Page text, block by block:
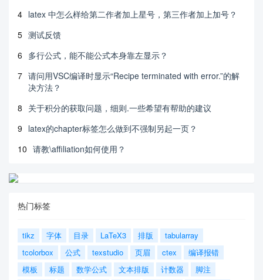
4 latex 中怎么样给第二作者加上星号，第三作者加上加号？
5 测试反馈
6 多行公式，能不能公式本身靠左显示？
7 请问用VSC编译时显示“Recipe terminated with error.”的解
决方法？
8 关于积分的获取问题，细则.一些希望有帮助的建议
9 latex的chapter标签怎么做到不强制另起一页？
10 请教\affiliation如何使用？
热门标签
tikz 字体 目录 LaTeX3 排版
tabularray
tcolorbox
公式 texstudio 页眉 ctex
编译报错
模板
标题 数学公式 文本排版 计数器
脚注